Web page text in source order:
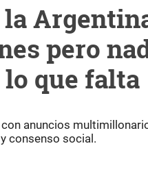
la
pero
que falta
anuncios
consenso social.